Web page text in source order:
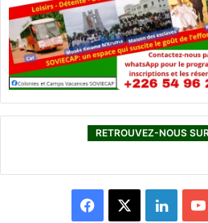
RETROUVEZ-NOUS
L